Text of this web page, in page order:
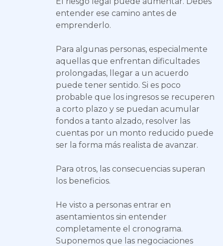
entender ese camino antes de
emprenderlo.
Para algunas personas, especialmente
aquellas que enfrentan dificultades
prolongadas, llegar a un acuerdo
puede tener sentido. Si es poco
probable que los ingresos se recuperen
a corto plazo y se puedan acumular
fondos a tanto alzado, resolver las
cuentas por un monto reducido puede
ser la forma más realista de avanzar.
Para otros, las consecuencias superan
los beneficios.
He visto a personas entrar en
asentamientos sin entender
completamente el cronograma.
Suponemos que las negociaciones